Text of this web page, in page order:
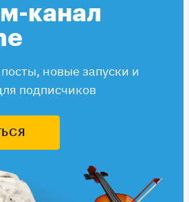
канал
новые запуски и
подписчиков